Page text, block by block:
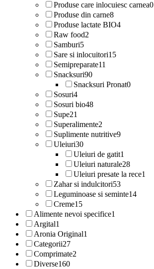
Produse care inlocuiesc carnea0
Produse din carne8
Produse lactate BIO4
Raw food2
Samburi5
Sare si inlocuitori15
Semipreparate11
Snacksuri90
Snacksuri Pronat0
Sosuri4
Sosuri bio48
Supe21
Superalimente2
Suplimente nutritive9
Uleiuri30
Uleiuri de gatit1
Uleiuri naturale28
Uleiuri presate la rece1
Zahar si indulcitori53
Leguminoase si seminte14
Creme15
Alimente nevoi specifice1
Argital1
Aronia Original1
Categorii27
Comprimate2
Diverse160